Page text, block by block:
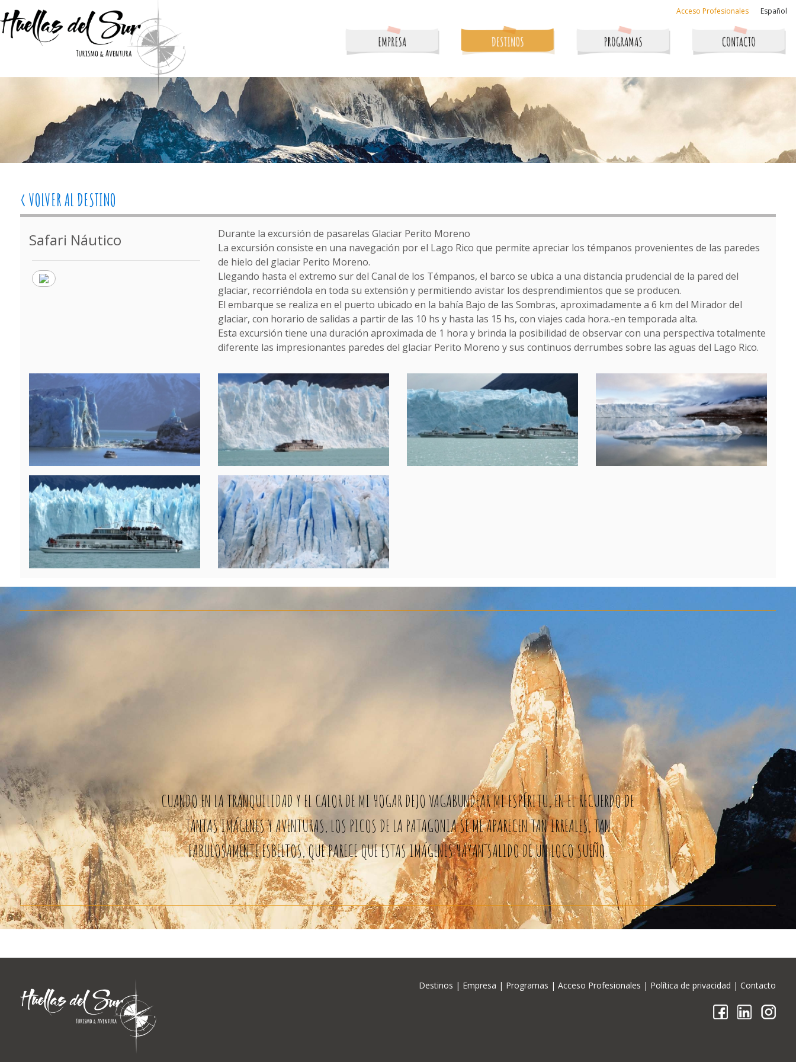
Acceso Profesionales Español
< VOLVER AL DESTINO
Safari Náutico
Durante la excursión de pasarelas Glaciar Perito Moreno
La excursión consiste en una navegación por el Lago Rico que permite apreciar los témpanos provenientes de las paredes
de hielo del glaciar Perito Moreno.
Llegando hasta el extremo sur del Canal de los Témpanos, el barco se ubica a una distancia prudencial de la pared del
glaciar, recorriéndola en toda su extensión y permitiendo avistar los desprendimientos que se producen.
El embarque se realiza en el puerto ubicado en la bahía Bajo de las Sombras, aproximadamente a 6 km del Mirador del
glaciar, con horario de salidas a partir de las 10 hs y hasta las 15 hs, con viajes cada hora.-en temporada alta.
Esta excursión tiene una duración aproximada de 1 hora y brinda la posibilidad de observar con una perspectiva totalmente
diferente las impresionantes paredes del glaciar Perito Moreno y sus continuos derrumbes sobre las aguas del Lago Rico.
CUANDO EN LA TRANQUILIDAD Y EL CALOR DE MI HOGAR DEJO VAGABUNDEAR MI ESPÍRITU, EN EL RECUERDO DE
TANTAS IMÁGENES Y AVENTURAS, LOS PICOS DE LA PATAGONIA SE ME APARECEN TAN IRREALES, TAN
FABULOSAMENTE ESBELTOS, QUE PARECE QUE ESTAS IMÁGENES HAYAN SALIDO DE UN LOCO SUEÑO.
Destinos | Empresa | Programas | Acceso Profesionales | Política de privacidad | Contacto